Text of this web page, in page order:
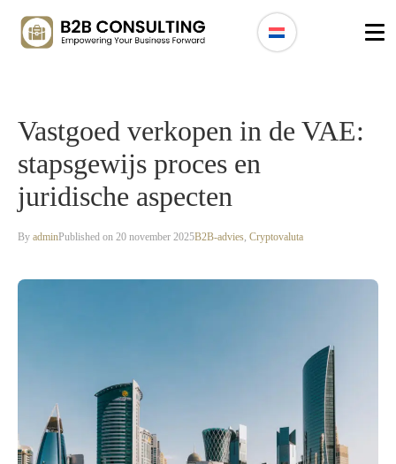
Vastgoed verkopen in de VAE:
stapsgewijs proces en
juridische aspecten
By adminPublished on 20 november 2025B2B-advies, Cryptovaluta